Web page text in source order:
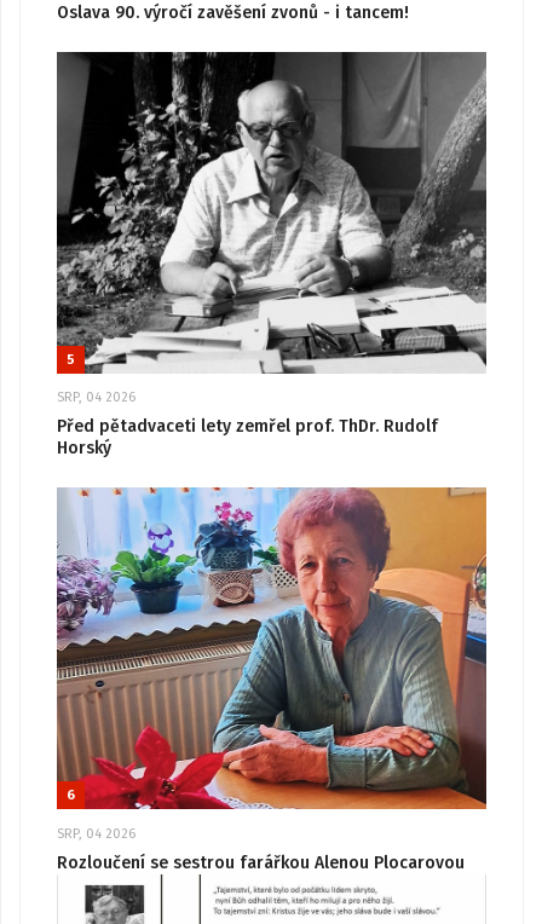
Oslava 90. výročí zavěšení zvonů - i tancem!
5
SRP, 04 2026
Před pětadvaceti lety zemřel prof. ThDr. Rudolf
Horský
6
SRP, 04 2026
Rozloučení se sestrou farářkou Alenou Plocarovou